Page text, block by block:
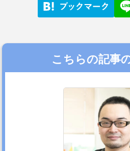
こちらの記事